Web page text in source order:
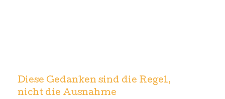
Diese Gedanken sind die Regel,
nicht die Ausnahme